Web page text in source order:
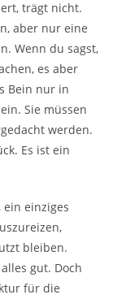
trägt nicht.
aber nur eine
Wenn du sagst,
es aber
Bein nur in
Sie müssen
werden.
Es ist ein
ein einziges
bleiben.
gut. Doch
für die